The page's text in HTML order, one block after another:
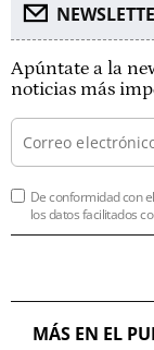
Apúntate a la
noticias más
De conformidad con el
los datos facilitados
MÁS EN EL